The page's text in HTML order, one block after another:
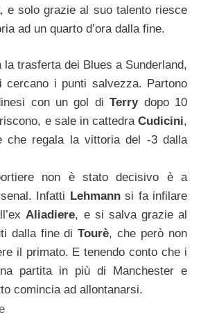
e solo grazie al suo talento riesce
ad un quarto d’ora dalla fine.
la trasferta dei Blues a Sunderland,
cercano i punti salvezza. Partono
con un gol diTerry dopo 10
e sale in cattedra Cudicini,
che regala la vittoria del -3 dalla
non è stato decisivo è a
Infatti Lehmannsi fa infilare
Aliadiere, e si salva grazie al
dalla fine diTourè, che però non
il primato. E tenendo conto che i
partita in più di Manchester e
comincia ad allontanarsi.